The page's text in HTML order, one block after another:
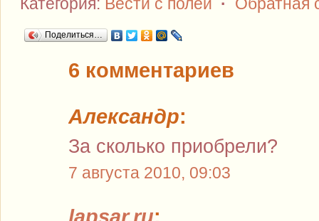
Категория: Вести с полей · Обратная
Поделиться…
6 комментариев
Александр:
За сколько приобрели?
7 августа 2010, 09:03